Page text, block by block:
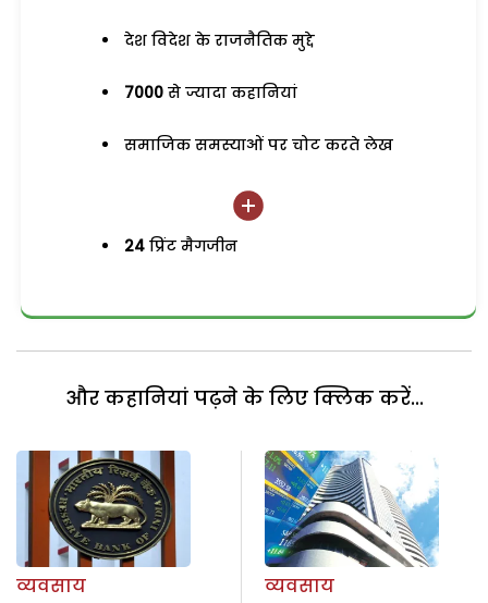
देश विदेश के राजनैतिक मुद्दे
7000 से ज्यादा कहानियां
समाजिक समस्याओं पर चोट करते लेख
24 प्रिंट मैगजीन
और कहानियां पढ़ने के लिए क्लिक करें...
व्यवसाय
व्यवसाय